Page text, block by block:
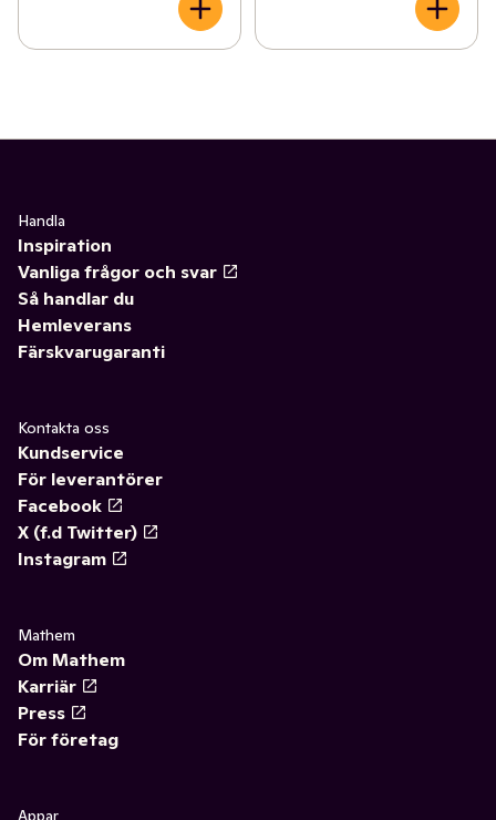
Handla
Inspiration
Vanliga frågor och svar
Så handlar du
Hemleverans
Färskvarugaranti
Kontakta oss
Kundservice
För leverantörer
Facebook
X (f.d Twitter)
Instagram
Mathem
Om Mathem
Karriär
Press
För företag
Appar